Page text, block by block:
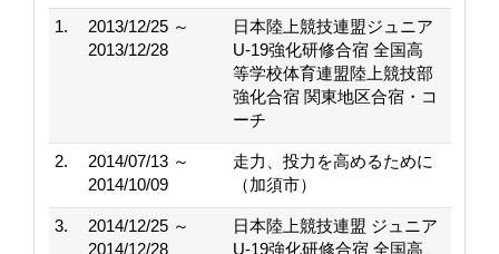
1.
2013/12/25 ～
2013/12/28
日本陸上競技連盟ジュニア
U-19強化研修合宿 全国高
等学校体育連盟陸上競技部
強化合宿 関東地区合宿・コ
ーチ
2.
2014/07/13 ～
2014/10/09
走力、投力を高めるために
（加須市）
3.
2014/12/25 ～
2014/12/28
日本陸上競技連盟 ジュニア
U-19強化研修合宿 全国高